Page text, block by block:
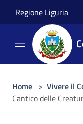
Regione Liguria
Home > Vivere il
Cantico delle